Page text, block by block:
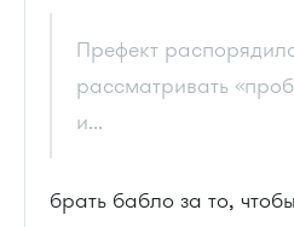
Префект
рассматривать
и...
брать бабло за то,